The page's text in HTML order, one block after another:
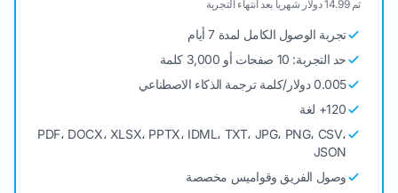
ثم 14.99 دولار شهريا بعد انتهاء التجربة
تجربة الوصول الكامل لمدة 7 أيام
حد التجربة: 10 صفحات أو 3,000 كلمة
0.005 دولار/كلمة ترجمة الذكاء الاصطناعي
120+ لغة
PDF، DOCX، XLSX، PPTX، IDML، TXT، JPG، PNG، CSV،
JSON
وصول الفريق وقواميس مخصصة